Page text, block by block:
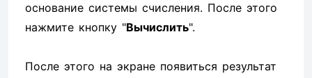
основание системы счисления. После этого
нажмите кнопку "Вычислить".
После этого на экране появиться результат